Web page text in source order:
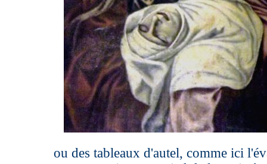
ou des tableaux d'autel, comme ici